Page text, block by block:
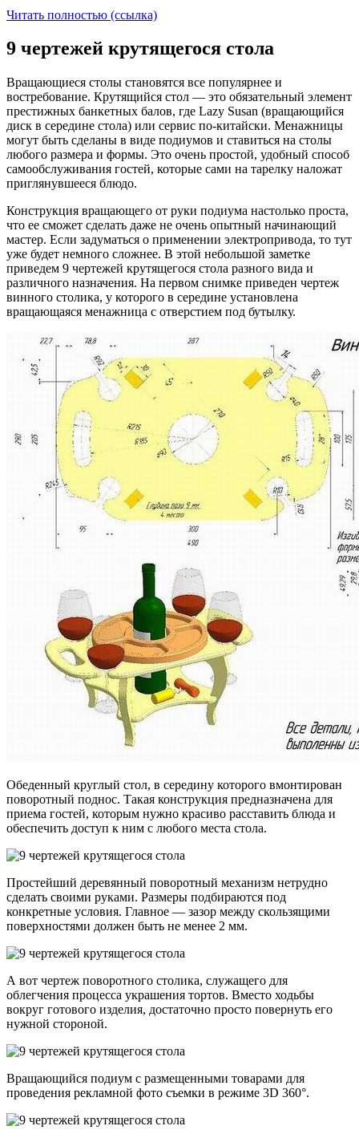
Читать полностью (ссылка)
9 чертежей крутящегося стола
Вращающиеся столы становятся все популярнее и
востребование. Крутящийся стол — это обязательный элемент
престижных банкетных балов, где Lazy Susan (вращающийся
диск в середине стола) или сервис по-китайски. Менажницы
могут быть сделаны в виде подиумов и ставиться на столы
любого размера и формы. Это очень простой, удобный способ
самообслуживания гостей, которые сами на тарелку наложат
приглянувшееся блюдо.
Конструкция вращающего от руки подиума настолько проста,
что ее сможет сделать даже не очень опытный начинающий
мастер. Если задуматься о применении электропривода, то тут
уже будет немного сложнее. В этой небольшой заметке
приведем 9 чертежей крутящегося стола разного вида и
различного назначения. На первом снимке приведен чертеж
винного столика, у которого в середине установлена
вращающаяся менажница с отверстием под бутылку.
Обеденный круглый стол, в середину которого вмонтирован
поворотный поднос. Такая конструкция предназначена для
приема гостей, которым нужно красиво расставить блюда и
обеспечить доступ к ним с любого места стола.
Простейший деревянный поворотный механизм нетрудно
сделать своими руками. Размеры подбираются под
конкретные условия. Главное — зазор между скользящими
поверхностями должен быть не менее 2 мм.
А вот чертеж поворотного столика, служащего для
облегчения процесса украшения тортов. Вместо ходьбы
вокруг готового изделия, достаточно просто повернуть его
нужной стороной.
Вращающийся подиум с размещенными товарами для
проведения рекламной фото съемки в режиме 3D 360°.